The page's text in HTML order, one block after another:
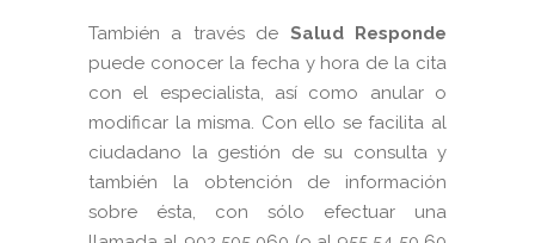
También a través de Salud Responde
puede conocer la fecha y hora de la cita
con el especialista, así como anular o
modificar la misma. Con ello se facilita al
ciudadano la gestión de su consulta y
también la obtención de información
sobre ésta, con sólo efectuar una